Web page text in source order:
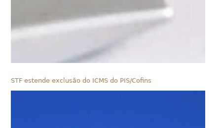
STF estende exclusão do ICMS do PIS/Cofins